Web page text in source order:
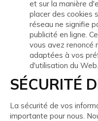
et sur la manière
placer des cookies
réseau ne signifie
publicité en ligne.
vous avez renoncé
adaptées à vos
d'utilisation du Web.
SÉCURITÉ
La sécurité de vos
importante pour nous.